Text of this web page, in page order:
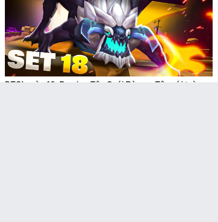
ĐTCL mùa 18: Preview Tộc Quái Rừng – Tộc với toàn